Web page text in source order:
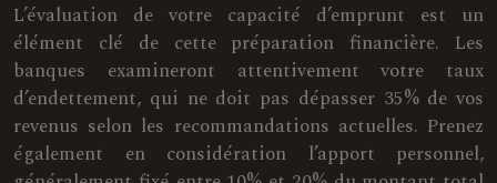
L’évaluation de votre capacité d’emprunt est un
élément clé de cette préparation financière. Les
banques examineront attentivement votre taux
d’endettement, qui ne doit pas dépasser 35% de vos
revenus selon les recommandations actuelles. Prenez
également en considération l’apport personnel,